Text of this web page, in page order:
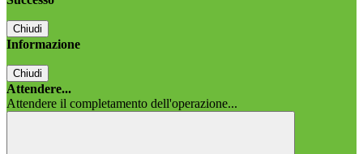
Chiudi
Informazione
Chiudi
Attendere...
Attendere il completamento dell'operazione...